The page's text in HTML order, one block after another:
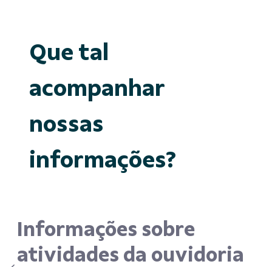
Que tal
acompanhar
nossas
informações?
Informações sobre
atividades da ouvidoria